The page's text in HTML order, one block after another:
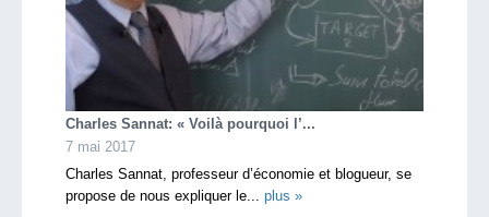
Charles Sannat: « Voilà pourquoi l’...
7 mai 2017
Charles Sannat, professeur d’économie et blogueur, se
propose de nous expliquer le... plus »